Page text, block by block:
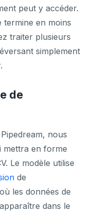
peut y accéder.
termine en moins
traiter plusieurs
simplement
de
nous
mettra en forme
Le modèle utilise
de
les données de
dans le